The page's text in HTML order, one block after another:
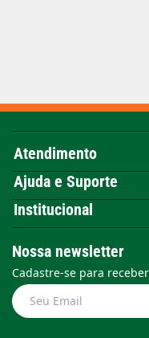
Atendimento
Ajuda e Suporte
Institucional
Nossa newsletter
Cadastre-se para